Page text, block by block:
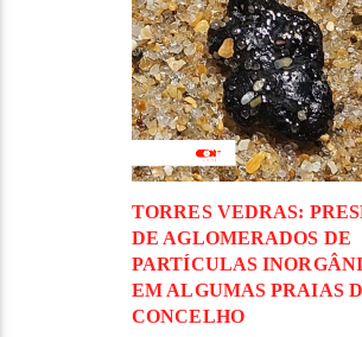
TORRES VEDRAS:
DE AGLOMERADOS DE
PARTÍCULAS
EM ALGUMAS PRAIAS
CONCELHO